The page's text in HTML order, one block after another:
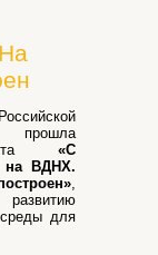
прошла
«С
на ВДНХ.
,
для